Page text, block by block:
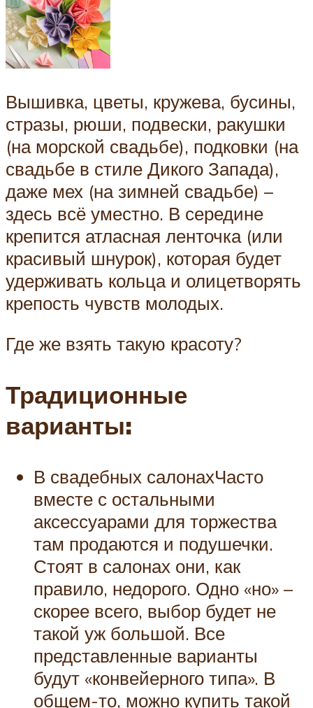
Вышивка, цветы, кружева, бусины,
стразы, рюши, подвески, ракушки
(на морской свадьбе), подковки (на
свадьбе в стиле Дикого Запада),
даже мех (на зимней свадьбе) –
здесь всё уместно. В середине
крепится атласная ленточка (или
красивый шнурок), которая будет
удерживать кольца и олицетворять
крепость чувств молодых.
Где же взять такую красоту?
Традиционные
варианты:
В свадебных салонахЧасто
вместе с остальными
аксессуарами для торжества
там продаются и подушечки.
Стоят в салонах они, как
правило, недорого. Одно «но» –
скорее всего, выбор будет не
такой уж большой. Все
представленные варианты
будут «конвейерного типа». В
общем-то, можно купить такой